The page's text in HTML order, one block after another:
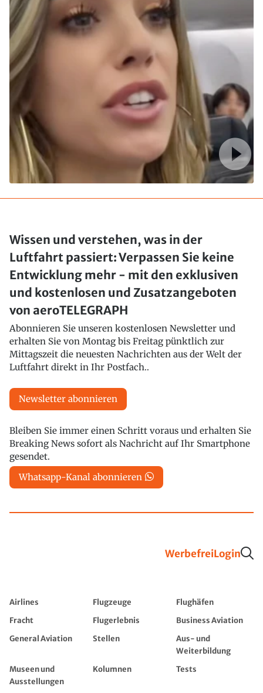
Wissen und verstehen, was in der
Luftfahrt passiert: Verpassen Sie keine
Entwicklung mehr - mit den exklusiven
und kostenlosen und Zusatzangeboten
von aeroTELEGRAPH
Abonnieren Sie unseren kostenlosen Newsletter und
erhalten Sie von Montag bis Freitag pünktlich zur
Mittagszeit die neuesten Nachrichten aus der Welt der
Luftfahrt direkt in Ihr Postfach..
Newsletter abonnieren
Bleiben Sie immer einen Schritt voraus und erhalten Sie
Breaking News sofort als Nachricht auf Ihr Smartphone
gesendet.
Whatsapp-Kanal abonnieren
WerbefreiLogin
Airlines Flugzeuge
Flughäfen
Fracht
Flugerlebnis
Business Aviation
General Aviation
Stellen
Aus- und
Weiterbildung
Museen und
Ausstellungen
Kolumnen Tests